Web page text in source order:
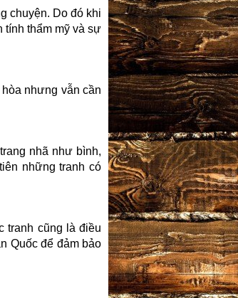
chuyện. Do đó khi
tính thẩm mỹ và sự
nhưng vẫn cần
nhã như bình,
những tranh có
tranh cũng là điều
Quốc để đảm bảo